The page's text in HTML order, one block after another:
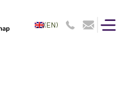
(EN)